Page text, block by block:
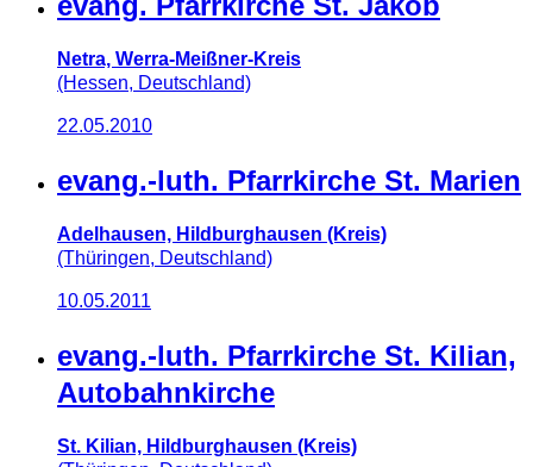
Netra, Werra-Meißner-Kreis
(Hessen, Deutschland)
22.05.2010
evang.-luth. Pfarrkirche St. Marien
Adelhausen, Hildburghausen (Kreis)
(Thüringen, Deutschland)
10.05.2011
evang.-luth. Pfarrkirche St. Kilian,
Autobahnkirche
St. Kilian, Hildburghausen (Kreis)